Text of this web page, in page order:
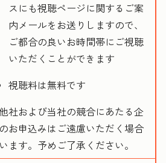
スにも視聴ページに関するご案
内メールをお送りしますので、
ご都合の良いお時間帯にご視聴
いただくことができます
視聴料は無料です
社および当社の競合にあたる企
お申込みはご遠慮いただく場合
ます。予めご了承ください。